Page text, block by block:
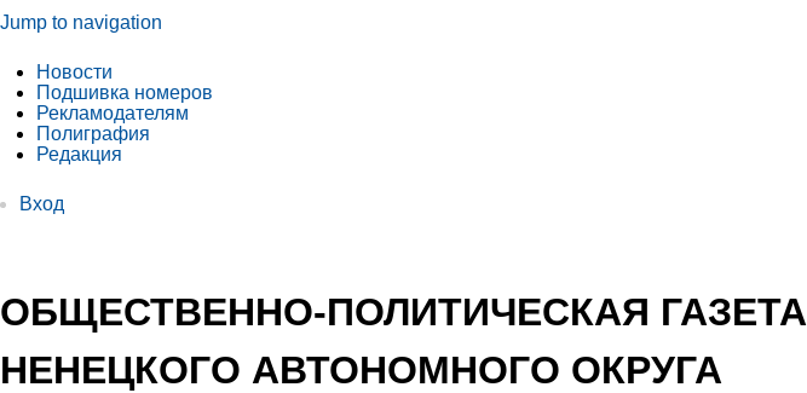
Jump to navigation
Новости
Подшивка номеров
Рекламодателям
Полиграфия
Редакция
Вход
ОБЩЕСТВЕННО-ПОЛИТИЧЕСКАЯ ГАЗЕТА
НЕНЕЦКОГО АВТОНОМНОГО ОКРУГА